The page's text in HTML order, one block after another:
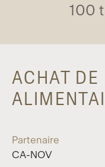
100
ACHAT DE
Partenaire
CA-NOV